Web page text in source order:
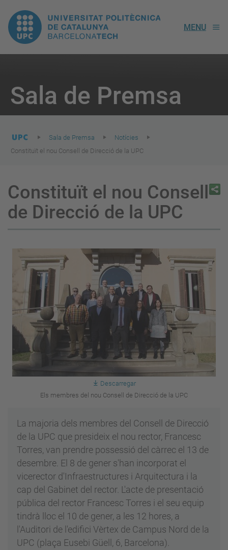
UPC.
Universitat
de
Catalunya
MENU
Sala de Premsa
here:
Sala de Premsa
Notícies
Constituït el nou Consell de Direcció de la UPC
Constituït el nou Consell
de Direcció de la UPC
Descarregar
Els membres del nou Consell de Direcció de la UPC
La majoria dels membres del Consell de Direcció
de la UPC que presideix el nou rector, Francesc
Torres, van prendre possessió del càrrec el 13 de
desembre. El 8 de gener s'han incorporat el
vicerector d'Infraestructures i Arquitectura i la
cap del Gabinet del rector. L'acte de presentació
pública del rector Francesc Torres i el seu equip
tindrà lloc el 10 de gener, a les 12 hores, a
l'Auditori de l'edifici Vèrtex de Campus Nord de la
UPC (plaça Eusebi Güell, 6, Barcelona).